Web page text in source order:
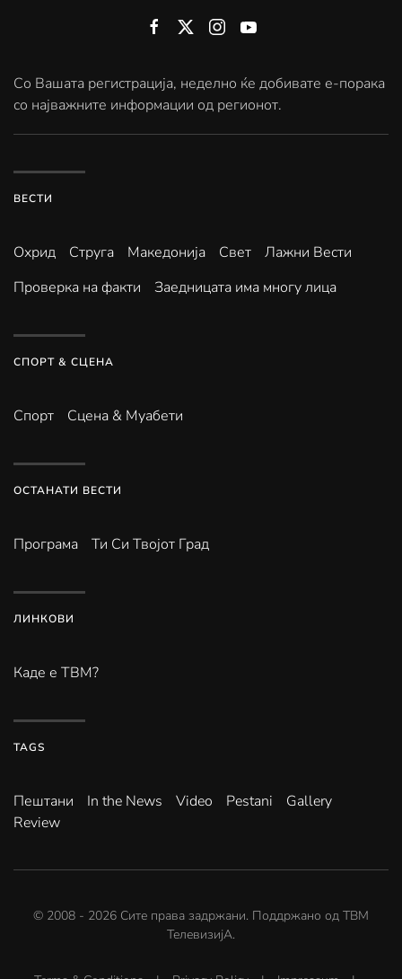
Со Вашата регистрација, неделно ќе добивате е-порака
со најважните информации од регионот.
ВЕСТИ
Охрид Струга Македонија Свет
Лажни Вести
Проверка на факти
Заедницата има многу лица
СПОРТ & СЦЕНА
Спорт Сцена & Муабети
ОСТАНАТИ ВЕСТИ
Програма Ти Си Твојот Град
ЛИНКОВИ
Каде е ТВМ?
TAGS
Пештани In the News Video Pestani
Gallery
Review
© 2008 - 2026 Сите права задржани. Поддржано од ТВМ
ТелевизијА.